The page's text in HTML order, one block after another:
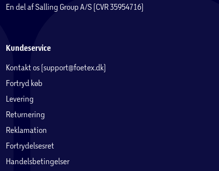
En del af Salling Group A/S (CVR 35954716)
Kundeservice
Kontakt os (support@foetex.dk)
Fortryd køb
Levering
Returnering
Reklamation
Fortrydelsesret
Handelsbetingelser